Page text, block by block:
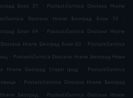
Блок 37
. Poslastičarnica Dostava Hrane
Dostava Hrane Београд Блок 70
.
Блок 64
. Poslastičarnica Dostava Hrane
Hrane Београд Блок 60 . Poslastičarnica
. Poslastičarnica Dostava Hrane Београд Нови
Hrane Београд Стари град .
Poslastičarnica
. Poslastičarnica Dostava Hrane Београд
Београд . Poslastičarnica Dostava Hrane